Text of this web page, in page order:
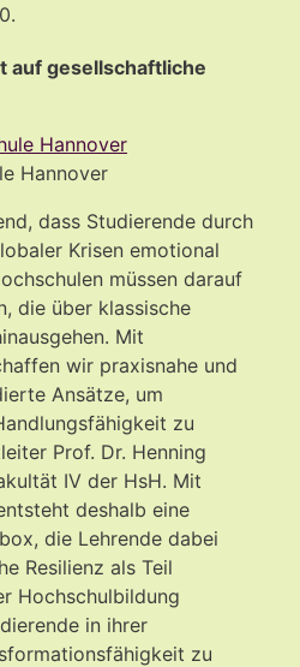
auf gesellschaftliche
Hannover
dass Studierende durch
Krisen emotional
müssen darauf
die über klassische
Mit
wir praxisnahe und
Ansätze, um
zu
Prof. Dr. Henning
IV der HsH. Mit
deshalb eine
die Lehrende dabei
Resilienz als Teil
Hochschulbildung
in ihrer
zu